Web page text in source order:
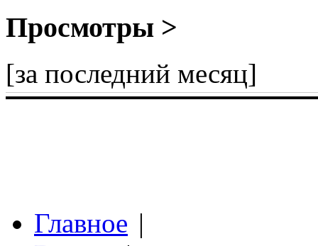
Просмотры >
[за последний месяц]
Главное |